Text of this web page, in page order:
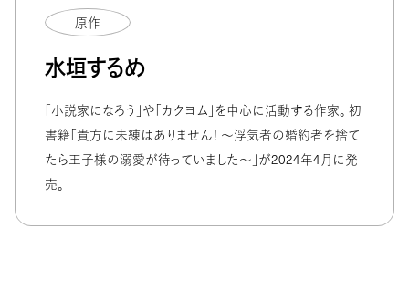
原作
水垣するめ
「小説家になろう」や「カクヨム」を中心に活動する作家。 初
書籍「貴方に未練はありません！ ～浮気者の婚約者を捨て
たら王子様の溺愛が待っていました～」が2024年4月に発
売。